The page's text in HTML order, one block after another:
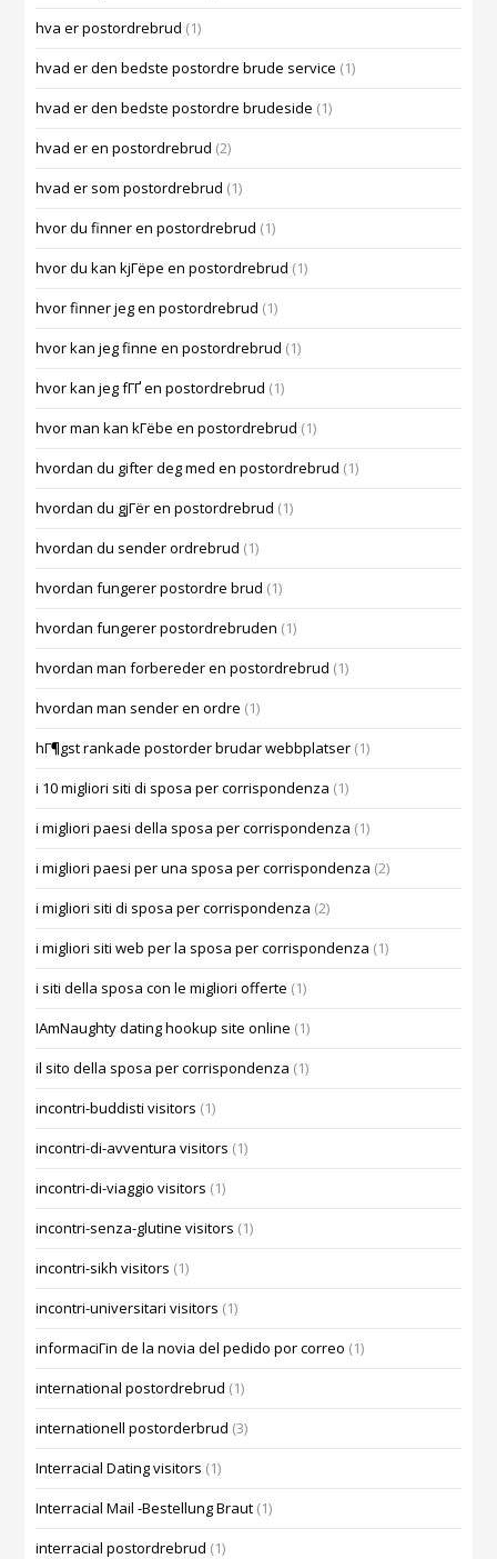
hva er postordrebrud (1)
hvad er den bedste postordre brude service (1)
hvad er den bedste postordre brudeside (1)
hvad er en postordrebrud (2)
hvad er som postordrebrud (1)
hvor du finner en postordrebrud (1)
hvor du kan kjГёpe en postordrebrud (1)
hvor finner jeg en postordrebrud (1)
hvor kan jeg finne en postordrebrud (1)
hvor kan jeg fГҐ en postordrebrud (1)
hvor man kan kГёbe en postordrebrud (1)
hvordan du gifter deg med en postordrebrud (1)
hvordan du gjГёr en postordrebrud (1)
hvordan du sender ordrebrud (1)
hvordan fungerer postordre brud (1)
hvordan fungerer postordrebruden (1)
hvordan man forbereder en postordrebrud (1)
hvordan man sender en ordre (1)
hГ¶gst rankade postorder brudar webbplatser (1)
i 10 migliori siti di sposa per corrispondenza (1)
i migliori paesi della sposa per corrispondenza (1)
i migliori paesi per una sposa per corrispondenza (2)
i migliori siti di sposa per corrispondenza (2)
i migliori siti web per la sposa per corrispondenza (1)
i siti della sposa con le migliori offerte (1)
IAmNaughty dating hookup site online (1)
il sito della sposa per corrispondenza (1)
incontri-buddisti visitors (1)
incontri-di-avventura visitors (1)
incontri-di-viaggio visitors (1)
incontri-senza-glutine visitors (1)
incontri-sikh visitors (1)
incontri-universitari visitors (1)
informaciГіn de la novia del pedido por correo (1)
international postordrebrud (1)
internationell postorderbrud (3)
Interracial Dating visitors (1)
Interracial Mail -Bestellung Braut (1)
interracial postordrebrud (1)